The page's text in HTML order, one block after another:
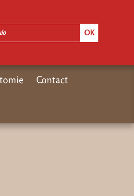
Contact